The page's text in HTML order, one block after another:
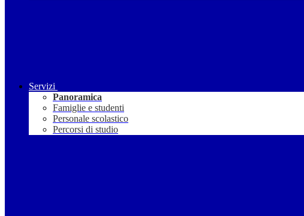
Servizi
Panoramica
Famiglie e studenti
Personale scolastico
Percorsi di studio